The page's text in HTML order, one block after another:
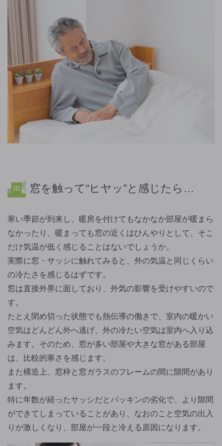
窓を触って“ヒヤッ”と感じたら…
寒い季節が到来し、暖房を付けてもなかなか部屋が暖まら
なかったり、暖まっても窓の近くはひんやりとして、そこ
だけ気温が低く感じることはないでしょうか。
実際に窓・サッシに触れてみると、外の気温と同じくらい
の冷たさを感じるはずです。
窓は直接外界に面しており、外気の影響を受けやすいので
す。
たとえ閉め切った状態でも熱伝導の働きで、室内の暖かい
空気はどんどん外へ逃げ、外の冷たい空気は室内へ入り込
みます。そのため、窓が多い部屋や大きな窓がある部屋
は、比較的寒さを感じます。
また構造上、窓枠と窓ガラスのフレームの間に隙間があり
ます。
特に年数が経ったサッシだとパッキンの劣化で、より隙間
ができてしまっていることがあり、なおのこと空気の出入
りが激しくなり、部屋が一段と冷える原因になります。